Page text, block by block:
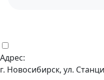
Адрес:
г. Новосибирск, ул.